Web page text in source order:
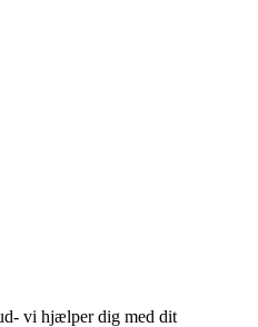
- vi hjælper dig med dit